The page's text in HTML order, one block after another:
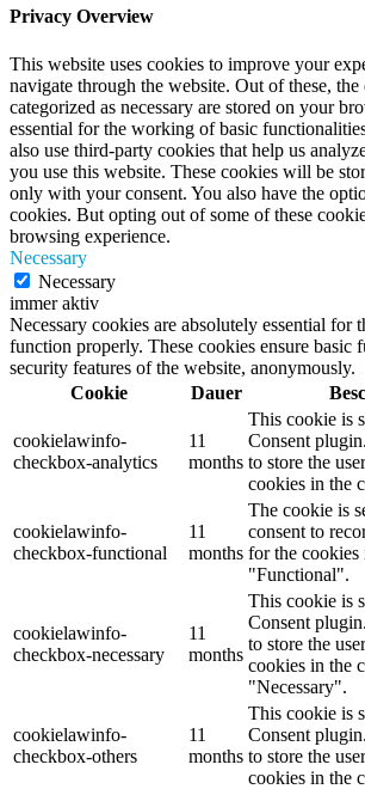
Privacy Overview
This website uses cookies to improve your
navigate through the website. Out of these, the
categorized as necessary are stored on your
essential for the working of basic
also use third-party cookies that help us
you use this website. These cookies will be
only with your consent. You also have the
cookies. But opting out of some of these
browsing experience.
Necessary
Necessary
immer aktiv
Necessary cookies are absolutely essential for
function properly. These cookies ensure basic
security features of the website, anonymously.
Cookie
Dauer
cookielawinfo-
checkbox-analytics
11
months
This cookie is
Consent
to store the
cookies in the
cookielawinfo-
checkbox-functional
11
months
The cookie is
consent to
for the cookies
"Functional".
cookielawinfo-
checkbox-necessary
11
months
This cookie is
Consent
to store the
cookies in the
"Necessary".
cookielawinfo-
checkbox-others
11
months
This cookie is
Consent
to store the
cookies in the